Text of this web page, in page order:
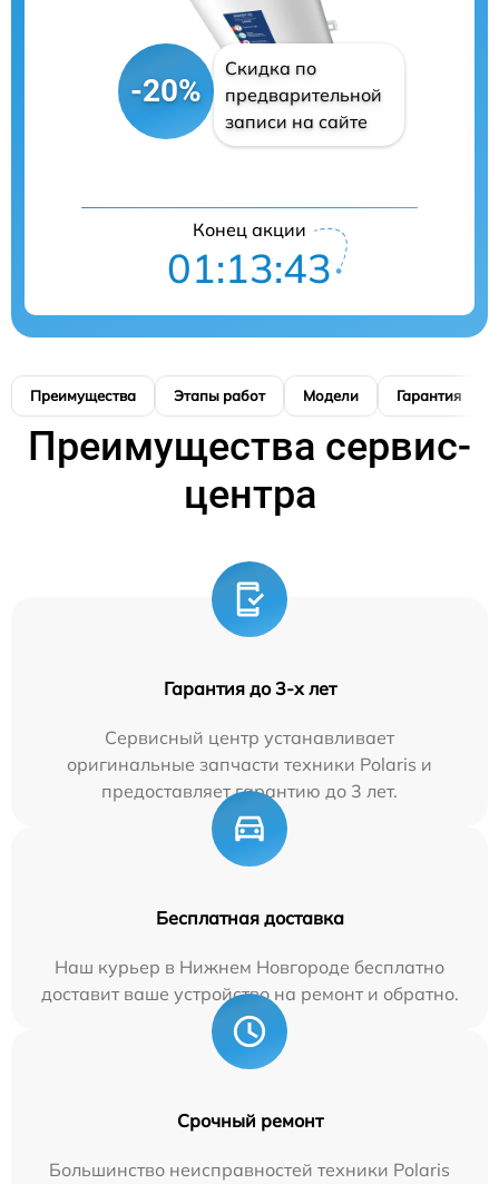
-20%
Скидка по
предварительной
записи на сайте
Конец акции
01:13:42
Преимущества Этапы работ Модели Гарантия
Преимущества сервис-
центра
Гарантия до 3-х лет
Сервисный центр устанавливает
оригинальные запчасти техники Polaris и
предоставляет гарантию до 3 лет.
Бесплатная доставка
Наш курьер в Нижнем Новгороде бесплатно
доставит ваше устройство на ремонт и обратно.
Срочный ремонт
Большинство неисправностей техники Polaris